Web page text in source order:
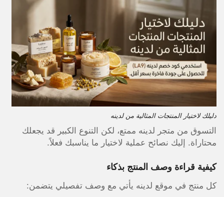
دليلك لاختيار المنتجات المثالية من لدينه
التسوق من متجر لدينه ممتع، لكن التنوع الكبير قد يجعلك
محتاراة. إليك نصائح عملية لاختيار ما يناسبك فعلاً.
كيفية قراءة وصف المنتج بذكاء
كل منتج في موقع لدينه يأتي مع وصف تفصيلي يتضمن: